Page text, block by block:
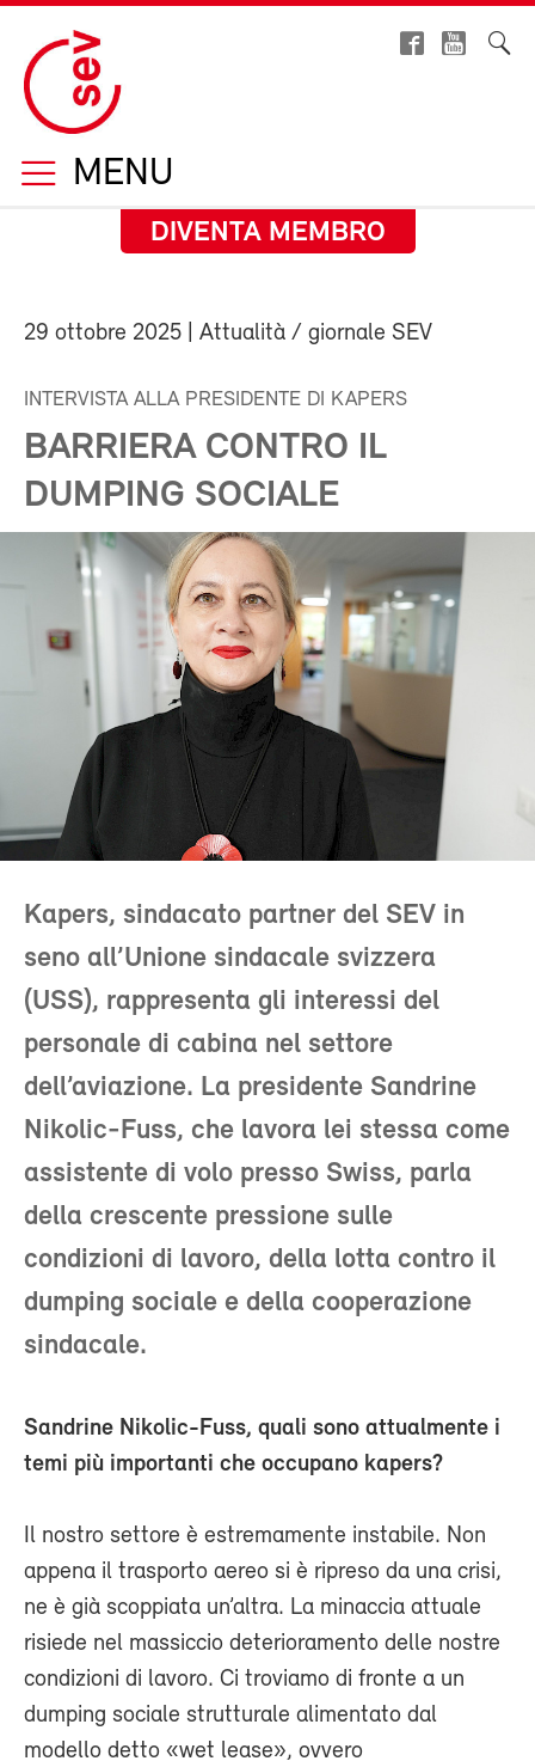
MENU
DIVENTA MEMBRO
29 ottobre 2025 | Attualità / giornale SEV
INTERVISTA ALLA PRESIDENTE DI KAPERS
BARRIERA CONTRO IL
DUMPING SOCIALE
Kapers, sindacato partner del SEV in
seno all’Unione sindacale svizzera
(USS), rappresenta gli interessi del
personale di cabina nel settore
dell’aviazione. La presidente Sandrine
Nikolic-Fuss, che lavora lei stessa come
assistente di volo presso Swiss, parla
della crescente pressione sulle
condizioni di lavoro, della lotta contro il
dumping sociale e della cooperazione
sindacale.
Sandrine Nikolic-Fuss, quali sono attualmente i
temi più importanti che occupano kapers?
Il nostro settore è estremamente instabile. Non
appena il trasporto aereo si è ripreso da una crisi,
ne è già scoppiata un’altra. La minaccia attuale
risiede nel massiccio deterioramento delle nostre
condizioni di lavoro. Ci troviamo di fronte a un
dumping sociale strutturale alimentato dal
modello detto «wet lease», ovvero